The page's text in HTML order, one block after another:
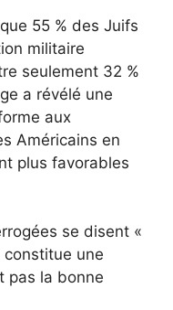
55 % des Juifs
militaire
seulement 32 %
a révélé une
aux
Américains en
plus favorables
se disent «
constitue une
pas la bonne